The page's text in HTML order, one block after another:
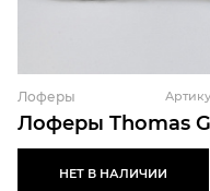
Лоферы Thomas
Лоферы
НЕТ В НАЛИЧИИ